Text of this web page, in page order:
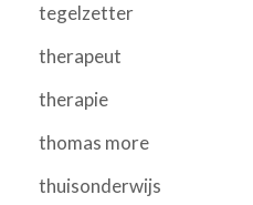
tegelzetter
therapeut
therapie
thomas more
thuisonderwijs